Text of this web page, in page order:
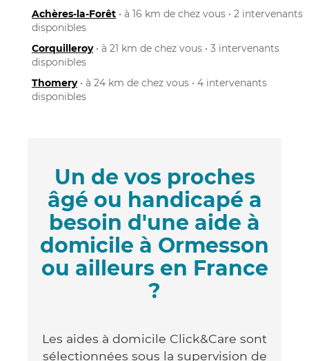
Achères-la-Forêt • à 16 km de chez vous • 2 intervenants
disponibles
Corquilleroy• à 21 km de chez vous • 3 intervenants
disponibles
Thomery• à 24 km de chez vous • 4 intervenants
disponibles
Un de vos proches
âgé ou handicapé a
besoin d'une aide à
domicile à Ormesson
ou ailleurs en France
?
Les aides à domicile Click&Care sont
sélectionnées sous la supervision de